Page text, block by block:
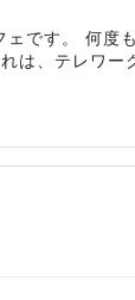
です。 何度
は、テレワー